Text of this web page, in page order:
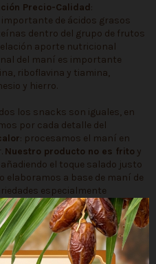
Precio-Calidad:
de ácidos grasos
dentro del grupo de frutos
aporte nutricional
del maní es importante
riboflavina y tiamina,
y hierro.
los snacks son iguales, en
por cada detalle del
: procesamos el maní en
Nuestro producto no es frito y
el toque salado justo
elaboramos a base de maní de
especialmente
a diferencia de otras
para uso industrial,
o pinturas o cosmética.
y Sal